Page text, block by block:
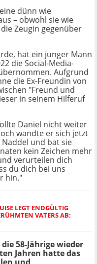
dünn wie
– obwohl sie wie
Zeugin gegenüber
hat ein junger Mann
die Social-Media-
Aufgrund
die Ex-Freundin von
"Freund und
in seinem Hilferuf
Daniel nicht weiter
wandte er sich jetzt
und bat sie
kein Zeichen mehr
verurteilen dich
du dich bei uns
hin."
LEGT ENDGÜLTIG
VATERS AB:
58-Jährige wieder
Jahren hatte das